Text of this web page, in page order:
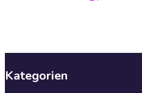
Kategorien